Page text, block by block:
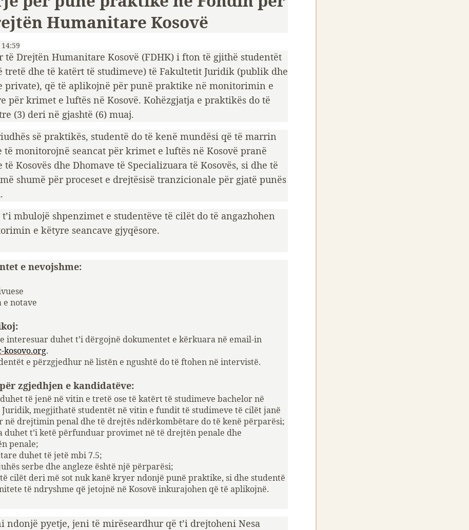
Humanitare Kosovë
të Drejtën Humanitare Kosovë (FDHK) i fton të gjithë studentët
tretë dhe të katërt të studimeve) të Fakultetit Juridik (publik dhe
private), që të aplikojnë për punë praktike në monitorimin e
për krimet e luftës në Kosovë. Kohëzgjatja e praktikës do të
(3) deri në gjashtë (6) muaj.
së praktikës, studentë do të kenë mundësi që të marrin
të monitorojnë seancat për krimet e luftës në Kosovë pranë
të Kosovës dhe Dhomave të Specializuara të Kosovës, si dhe të
shumë për proceset e drejtësisë tranzicionale për gjatë punës
t’i mbulojë shpenzimet e studentëve të cilët do të angazhohen
e këtyre seancave gjyqësore.
e nevojshme:
notave
interesuar duhet t’i dërgojnë dokumentet e kërkuara në email-in
kosovo.org.
e përzgjedhur në listën e ngushtë do të ftohen në intervistë.
zgjedhjen e kandidatëve:
të jenë në vitin e tretë ose të katërt të studimeve bachelor në
megjithatë studentët në vitin e fundit të studimeve të cilët janë
drejtimin penal dhe të drejtës ndërkombëtare do të kenë përparësi;
duhet t’i ketë përfunduar provimet në të drejtën penale dhe
penale;
duhet të jetë mbi 7.5;
serbe dhe angleze është një përparësi;
cilët deri më sot nuk kanë kryer ndonjë punë praktike, si dhe studentë
të ndryshme që jetojnë në Kosovë inkurajohen që të aplikojnë.
ndonjë pyetje, jeni të mirëseardhur që t’i drejtoheni Nesa